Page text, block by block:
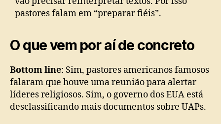
pastores falam em “preparar fiéis”.
O que vem por aí de concreto
Bottom line: Sim, pastores americanos famosos
falaram que houve uma reunião para alertar
líderes religiosos. Sim, o governo dos EUA está
desclassificando mais documentos sobre UAPs.